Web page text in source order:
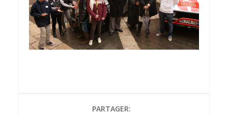
PARTAGER: